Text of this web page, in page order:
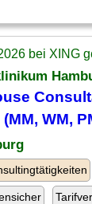
bei XING
WM,